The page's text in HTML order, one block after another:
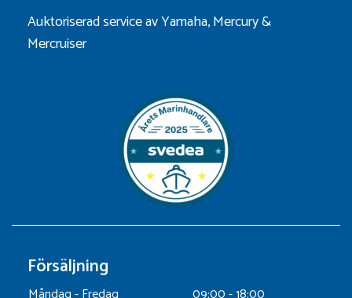
Auktoriserad service av Yamaha, Mercury &
Mercruiser
Försäljning